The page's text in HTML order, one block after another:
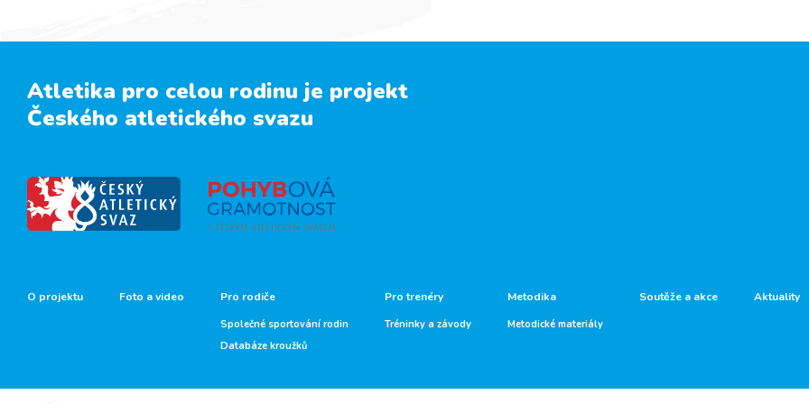
Atletika pro celou rodinu je projekt
Českého atletického svazu
O projektu Foto a video Pro rodiče
Společné sportování rodin
Databáze kroužků
Pro trenéry
Tréninky a závody
Metodika
Metodické materiály
Soutěže a akce Aktuality